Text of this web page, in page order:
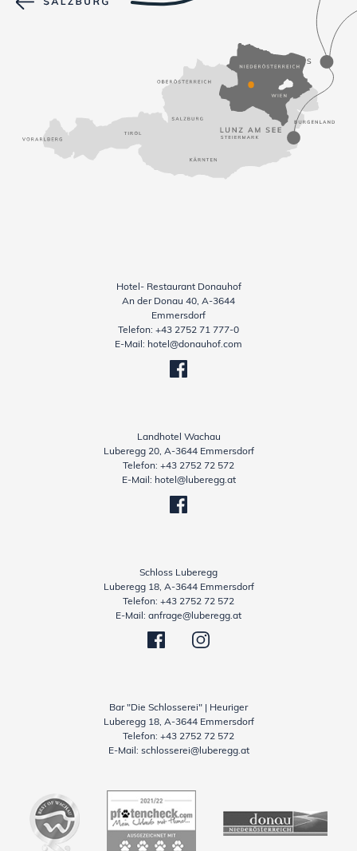
Hotel- Restaurant Donauhof
An der Donau 40, A-3644
Emmersdorf
Telefon: +43 2752 71 777-0
E-Mail: hotel@donauhof.com
Landhotel Wachau
Luberegg 20, A-3644 Emmersdorf
Telefon: +43 2752 72 572
E-Mail: hotel@luberegg.at
Schloss Luberegg
Luberegg 18, A-3644 Emmersdorf
Telefon: +43 2752 72 572
E-Mail: anfrage@luberegg.at
Bar "Die Schlosserei" | Heuriger
Luberegg 18, A-3644 Emmersdorf
Telefon: +43 2752 72 572
E-Mail: schlosserei@luberegg.at